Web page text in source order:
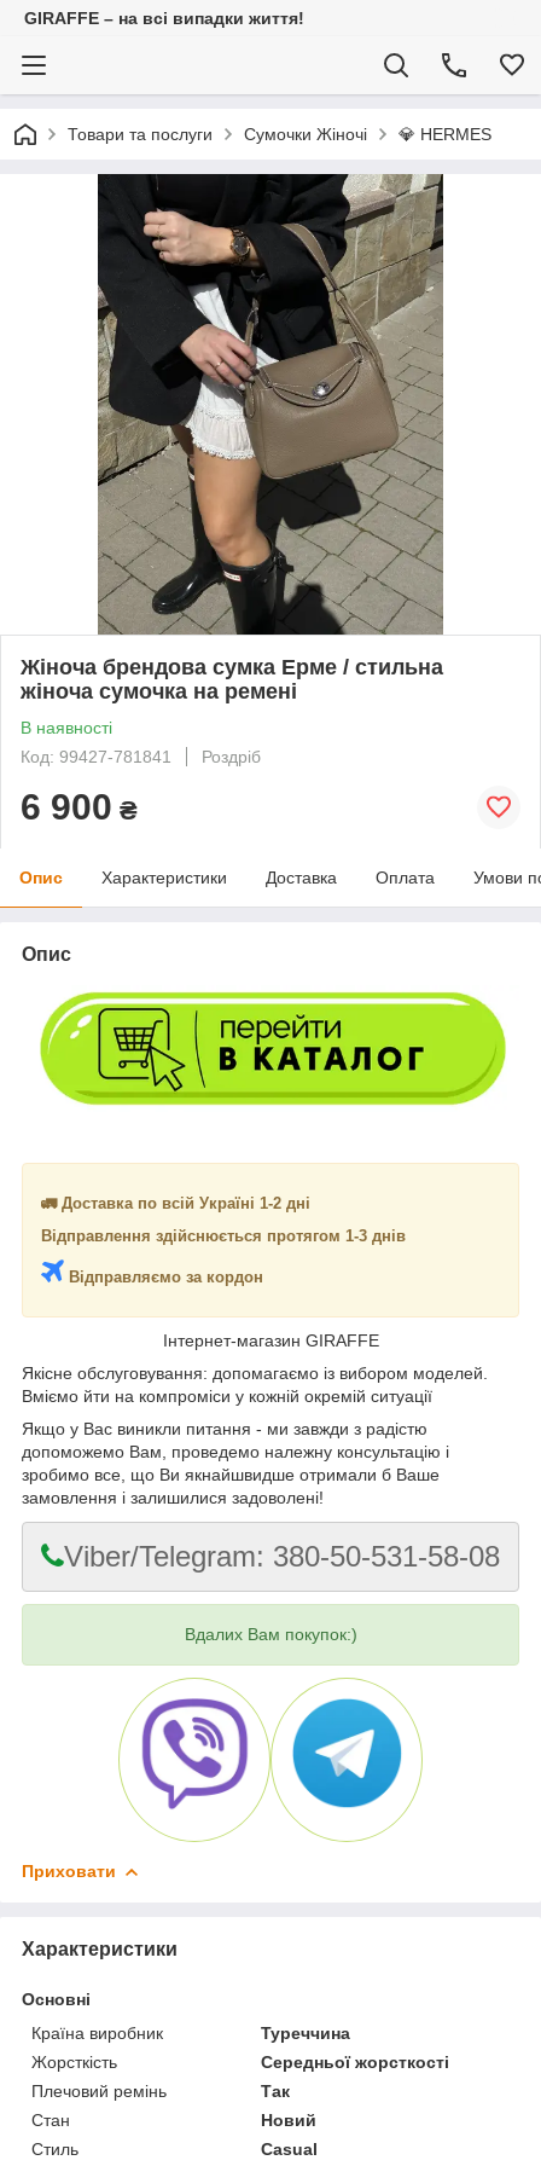
GIRAFFE – на всі випадки життя!
Товари та послуги Сумочки Жіночі 💎
Жіноча брендова сумка Ерме / стильна
жіноча сумочка на ремені
В наявності
Код: 99427-781841
Роздріб
6 900 ₴
Опис Характеристики Доставка Оплата Умови
Опис
🚛 Доставка по всій Україні 1-2 дні
Відправлення здійснюється протягом 1-3 днів
Відправляємо за кордон
Інтернет-магазин GIRAFFE
Якісне обслуговування: допомагаємо із вибором моделей.
Вміємо йти на компроміси у кожній окремій ситуації
Якщо у Вас виникли питання - ми завжди з радістю
допоможемо Вам, проведемо належну консультацію і
зробимо все, що Ви якнайшвидше отримали б Ваше
замовлення і залишилися задоволені!
Viber/Telegram: 380-50-531-58-08
Вдалих Вам покупок:)
Приховати
Характеристики
Основні
Країна виробник
Туреччина
Жорсткість
Середньої жорсткості
Плечовий ремінь
Так
Стан
Новий
Стиль
Casual